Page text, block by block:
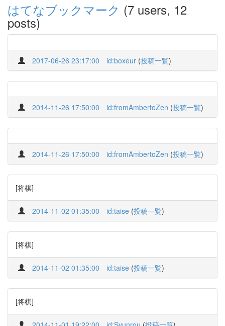
はてなブックマーク (7 users, 12
posts)
2017-06-26 23:17:00 id:boxeur (投稿一覧)
2014-11-26 17:50:00 id:fromAmbertoZen (投稿一覧)
2014-11-26 17:50:00 id:fromAmbertoZen (投稿一覧)
[将棋]
2014-11-02 01:35:00 id:taise (投稿一覧)
[将棋]
2014-11-02 01:35:00 id:taise (投稿一覧)
[将棋]